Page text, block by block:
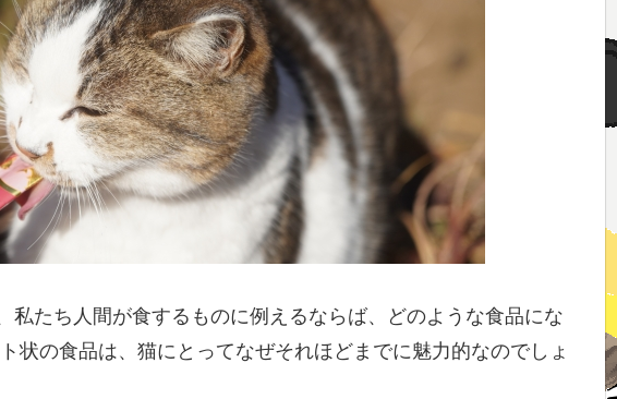
私たち人間が食するものに例えるならば、どのような食品にな
状の食品は、猫にとってなぜそれほどまでに魅力的なのでしょ